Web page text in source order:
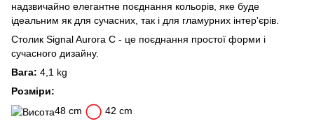
надзвичайно елегантне поєднання кольорів, яке буде
ідеальним як для сучасних, так і для гламурних інтер'єрів.
Столик Signal Aurora C - це поєднання простої форми і
сучасного дизайну.
Вага: 4,1 kg
Розміри:
48 cm
42 cm